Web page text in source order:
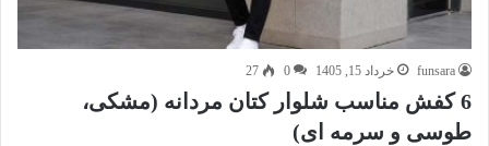
funsara خرداد 15, 1405 0
27
6 کفش مناسب شلوار کتان مردانه (مشکی،
طوسی و سرمه ای)